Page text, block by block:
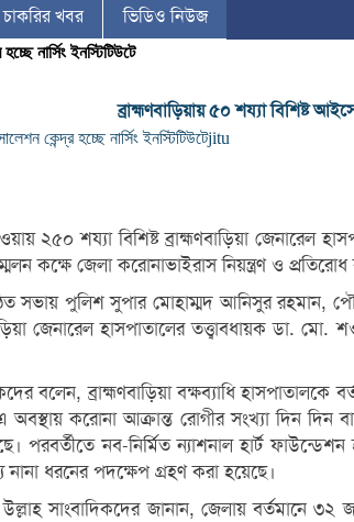
চাকরির খবর ভিডিও নিউজ
নার্সিং ইনস্টিটিউটে
ব্রাহ্মণবাড়িয়ায় ৫০ শয্যা বিশিষ্ট
কেন্দ্র হচ্ছে নার্সিং ইনস্টিটিউটেjitu
২৫০ শয্যা বিশিষ্ট ব্রাহ্মণবাড়িয়া জেনারেল
কক্ষে জেলা করোনাভাইরাস নিয়ন্ত্রণ ও
সভায় পুলিশ সুপার মোহাম্মদ আনিসুর রহমান,
জেনারেল হাসপাতালের তত্ত্বাবধায়ক ডা.
বলেন, ব্রাহ্মণবাড়িয়া বক্ষব্যাধি
অবস্থায় করোনা আক্রান্ত রোগীর সংখ্যা দিন দিন
পরবর্তীতে নব-নির্মিত ন্যাশনাল হার্ট
ধরনের পদক্ষেপ গ্রহণ করা হয়েছে।
সাংবাদিকদের জানান, জেলায় বর্তমানে